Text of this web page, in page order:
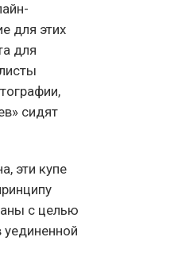
для этих
для
сидят
эти купе
с целью